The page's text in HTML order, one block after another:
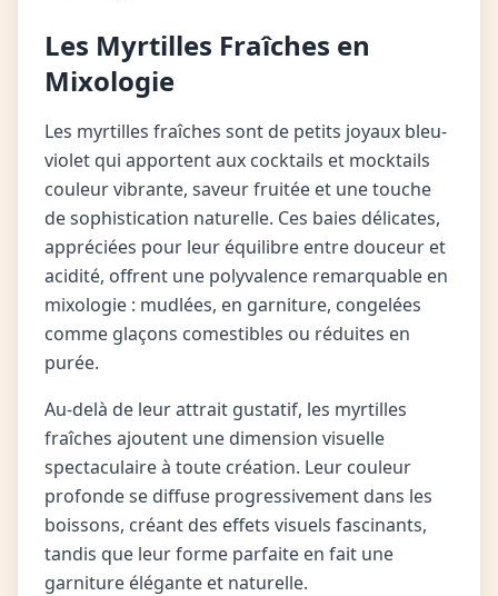
Les Myrtilles Fraîches en
Mixologie
Les myrtilles fraîches sont de petits joyaux bleu-
violet qui apportent aux cocktails et mocktails
couleur vibrante, saveur fruitée et une touche
de sophistication naturelle. Ces baies délicates,
appréciées pour leur équilibre entre douceur et
acidité, offrent une polyvalence remarquable en
mixologie : mudlées, en garniture, congelées
comme glaçons comestibles ou réduites en
purée.
Au-delà de leur attrait gustatif, les myrtilles
fraîches ajoutent une dimension visuelle
spectaculaire à toute création. Leur couleur
profonde se diffuse progressivement dans les
boissons, créant des effets visuels fascinants,
tandis que leur forme parfaite en fait une
garniture élégante et naturelle.